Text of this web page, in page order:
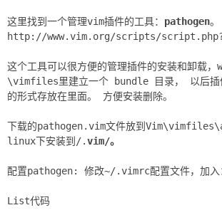
这里找到一个管理vim插件的工具： pathogen。
http://www.vim.org/scripts/
这个工具可以很方便的管理插件的安装和卸载，
\vimfiles里建立一个 bundle 目录， 以后插
的形式存放在里面。 方便安装删除。
下载的pathogen.vim文件放到
linux下安装到/.vim/。
配置pathogen: 修改~/.vimrc配置文件，加入
List代码